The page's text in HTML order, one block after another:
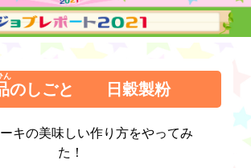
ん
のしごと 日穀製粉
キの美味しい作り方をやってみ
た！